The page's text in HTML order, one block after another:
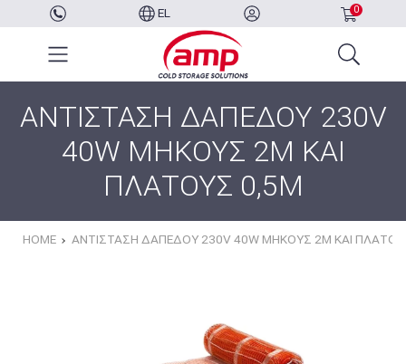
EL 0
ΑΝΤΙΣΤΑΣΗ ΔΑΠΕΔΟΥ 230V
40W ΜΗΚΟΥΣ 2M ΚΑΙ
ΠΛΑΤΟΥΣ 0,5M
HOME ΑΝΤΙΣΤΑΣΗ ΔΑΠΕΔΟΥ 230V 40W ΜΗΚΟΥΣ 2M ΚΑΙ